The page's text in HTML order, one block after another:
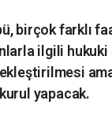
birçok farklı
ilgili hukuki
yapacak.